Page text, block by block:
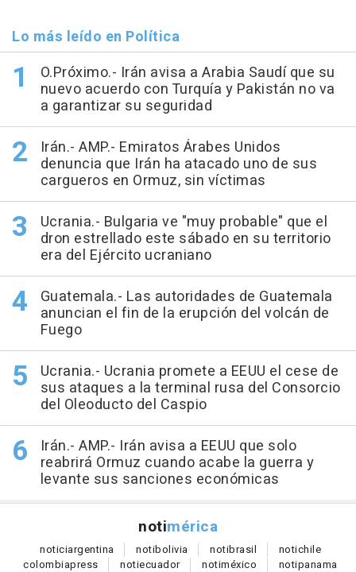
Lo más leído en Política
O.Próximo.- Irán avisa a Arabia Saudí que su
nuevo acuerdo con Turquía y Pakistán no va
a garantizar su seguridad
Irán.- AMP.- Emiratos Árabes Unidos
denuncia que Irán ha atacado uno de sus
cargueros en Ormuz, sin víctimas
Ucrania.- Bulgaria ve "muy probable" que el
dron estrellado este sábado en su territorio
era del Ejército ucraniano
Guatemala.- Las autoridades de Guatemala
anuncian el fin de la erupción del volcán de
Fuego
Ucrania.- Ucrania promete a EEUU el cese de
sus ataques a la terminal rusa del Consorcio
del Oleoducto del Caspio
Irán.- AMP.- Irán avisa a EEUU que solo
reabrirá Ormuz cuando acabe la guerra y
levante sus sanciones económicas
notimérica
noticiargentina notibolivia notibrasil notichile
colombiapress notiecuador notiméxico notipanama